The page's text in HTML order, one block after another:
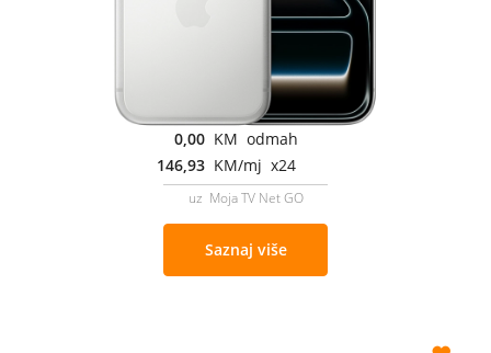
0,00 KM odmah
146,93 KM/mj x24
uz Moja TV Net GO
Saznaj više